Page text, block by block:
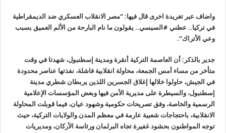
واضاف عبر تغريدة اخرى قال فيها: “مصر الانقلاب العسكري ضد الديمقراطية
في تركيا.. عطني #السيسي.. يقولون ما نام البارحة من الألم العميق بسبب
وعي الأتراك“.
جدير بالذكر : أن العاصمة التركية أنقرة ومدينة إسطنبول، شهدتا في وقت
متأخر من مساء أمس الجمعة، محاولة انقلابية فاشلة، نفذتها عناصر محدودة
في الجيش، حاولوا خلالها إغلاق الجسرين اللذين يربطان شطري مدينة
إسطنبول، والسيطرة على مديرية الأمن فيها وبعض المؤسسات الإعلامية
الرسمية والخاصة، وفق تصريحات حكومية وشهود عيان، فيما قوبلت المحاولة
الانقلابية، باحتجاجات شعبية عارمة في معظم المدن والولايات التركية، حيث
توجه المواطنون بحشود غفيرة تجاه البرلمان ورئاسة الأركان، ومديريات